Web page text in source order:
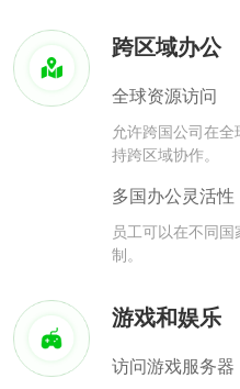
跨区域办公
全球资源访问
允许跨国公司在
持跨区域协作。
多国办公灵活性
员工可以在不同
制。
游戏和娱乐
访问游戏服务器